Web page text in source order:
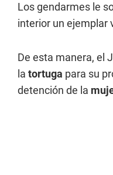
Los gendarmes le
interior un ejemplar
De esta manera, el
la tortuga para su
detención de la